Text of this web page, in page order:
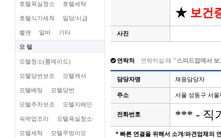
호텔욕실청소 호텔세탁
호텔식기세척 일당/시급
벨맨 알바 기타
모 텔
모텔청소(룸메이드)
모텔당번보조 모텔캐셔
모텔베팅 모텔당번
모텔주차보조 모텔지배인
숙박업조리 모텔욕실청소
모텔세탁 모텔주방이모
★ 보건
사진
연락처 연락하실 때 "스피드잡에서
담당자명 채용담당자
주소 서울 성동구 서
전화번호 *** - 직
* 빠른 연결을 위해서 소개/파견업체의